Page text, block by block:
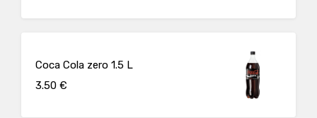
Coca Cola zero 1.5 L
3.50 €